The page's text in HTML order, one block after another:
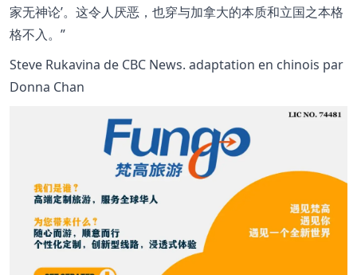
家无神论’。这令人厌恶，也穿与加拿大的本质和立国之本格
格不入。
Steve Rukavina de CBC News. adaptation en chinois par
Donna Chan